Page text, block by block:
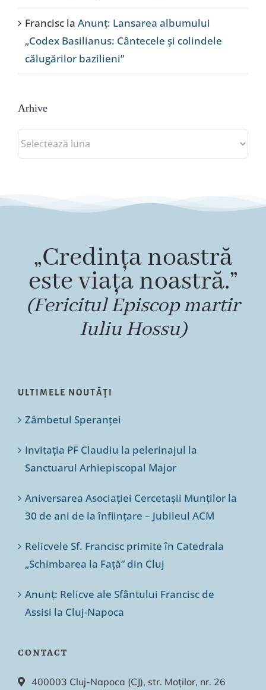
Francisc la Anunț: Lansarea albumului
„Codex Basilianus: Cântecele și colindele
călugărilor bazilieni”
Arhive
Arhive
„Credința noastră
este viața noastră.”
(Fericitul Episcop martir
Iuliu Hossu)
ULTIMELE NOUTĂȚI
Zâmbetul Speranței
Invitația PF Claudiu la pelerinajul la
Sanctuarul Arhiepiscopal Major
Aniversarea Asociației Cercetașii Munților la
30 de ani de la înființare – Jubileul ACM
Relicvele Sf. Francisc primite în Catedrala
„Schimbarea la Față” din Cluj
Anunț: Relicve ale Sfântului Francisc de
Assisi la Cluj-Napoca
CONTACT
400003 Cluj-Napoca (CJ), str. Moților, nr. 26